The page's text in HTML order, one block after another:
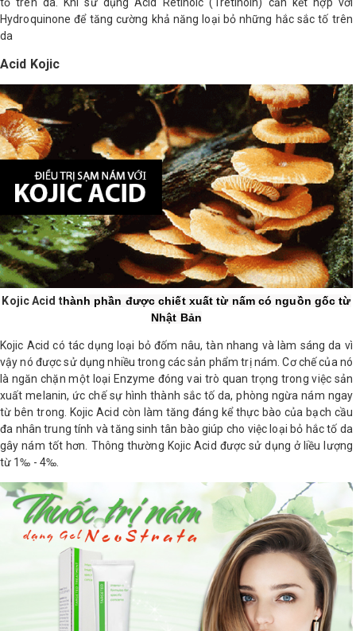
tố trên da. Khi sử dụng Acid Retinoic (Tretinoin) cần kết hợp với
Hydroquinone để tăng cường khả năng loại bỏ những hắc sắc tố trên
da
Acid Kojic
Kojic Acid thành phần được chiết xuất từ nấm có nguồn gốc từ
Nhật Bản
Kojic Acid có tác dụng loại bỏ đốm nâu, tàn nhang và làm sáng da vì
vậy nó được sử dụng nhiều trong các sản phẩm trị nám. Cơ chế của nó
là ngăn chặn một loại Enzyme đóng vai trò quan trọng trong việc sản
xuất melanin, ức chế sự hình thành sắc tố da, phòng ngừa nám ngay
từ bên trong. Kojic Acid còn làm tăng đáng kể thực bào của bạch cầu
đa nhân trung tính và tăng sinh tân bào giúp cho việc loại bỏ hắc tố da
gây nám tốt hơn. Thông thường Kojic Acid được sử dụng ở liều lượng
từ 1‰ - 4‰.